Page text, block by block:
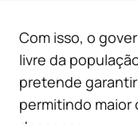
Com isso, o
livre da
pretende
permitindo maior